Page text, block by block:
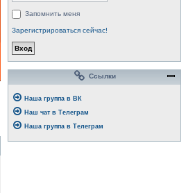
Запомнить меня
Зарегистрироваться сейчас!
Ссылки
Наша группа в ВК
Наш чат в Телеграм
Наша группа в Телеграм